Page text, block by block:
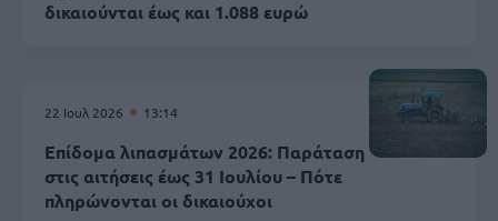
δικαιούνται έως και 1.088 ευρώ
22 Ιουλ 2026 13:14
Επίδομα λιπασμάτων 2026: Παράταση
στις αιτήσεις έως 31 Ιουλίου – Πότε
πληρώνονται οι δικαιούχοι